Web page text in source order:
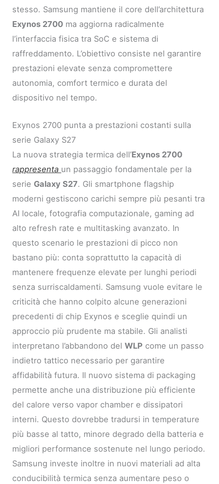
stesso. Samsung mantiene il core dell’architettura
Exynos 2700 ma aggiorna radicalmente
l’interfaccia fisica tra SoC e sistema di
raffreddamento. L’obiettivo consiste nel garantire
prestazioni elevate senza compromettere
autonomia, comfort termico e durata del
dispositivo nel tempo.
Exynos 2700 punta a prestazioni costanti sulla
serie Galaxy S27
La nuova strategia termica dell’Exynos 2700
rappresenta un passaggio fondamentale per la
serie Galaxy S27. Gli smartphone flagship
moderni gestiscono carichi sempre più pesanti tra
AI locale, fotografia computazionale, gaming ad
alto refresh rate e multitasking avanzato. In
questo scenario le prestazioni di picco non
bastano più: conta soprattutto la capacità di
mantenere frequenze elevate per lunghi periodi
senza surriscaldamenti. Samsung vuole evitare le
criticità che hanno colpito alcune generazioni
precedenti di chip Exynos e sceglie quindi un
approccio più prudente ma stabile. Gli analisti
interpretano l’abbandono delWLP come un passo
indietro tattico necessario per garantire
affidabilità futura. Il nuovo sistema di packaging
permette anche una distribuzione più efficiente
del calore verso vapor chamber e dissipatori
interni. Questo dovrebbe tradursi in temperature
più basse al tatto, minore degrado della batteria e
migliori performance sostenute nel lungo periodo.
Samsung investe inoltre in nuovi materiali ad alta
conducibilità termica senza aumentare peso o